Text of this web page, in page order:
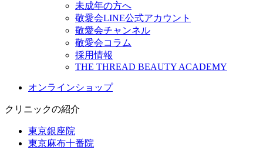
未成年の方へ
敬愛会LINE公式アカウント
敬愛会チャンネル
敬愛会コラム
採用情報
THE THREAD BEAUTY ACADEMY
オンラインショップ
クリニックの紹介
東京銀座院
東京麻布十番院